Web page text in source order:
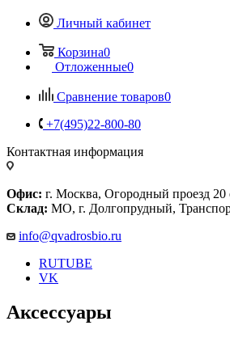
Личный кабинет
Корзина0
Отложенные0
Сравнение товаров0
+7(495)22-800-80
Контактная информация
Офис: г. Москва, Огородный проезд 20
Склад: МО, г. Долгопрудный,
info@qvadrosbio.ru
RUTUBE
VK
Аксессуары